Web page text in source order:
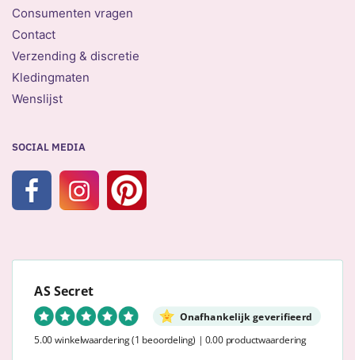
Consumenten vragen
Contact
Verzending & discretie
Kledingmaten
Wenslijst
SOCIAL MEDIA
AS Secret
Onafhankelijk geverifieerd
5.00 winkelwaardering(1 beoordeling) | 0.00 productwaardering